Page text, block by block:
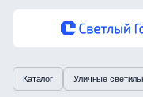
Каталог Уличные